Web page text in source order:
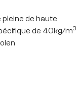
de haute
de 40kg/m3